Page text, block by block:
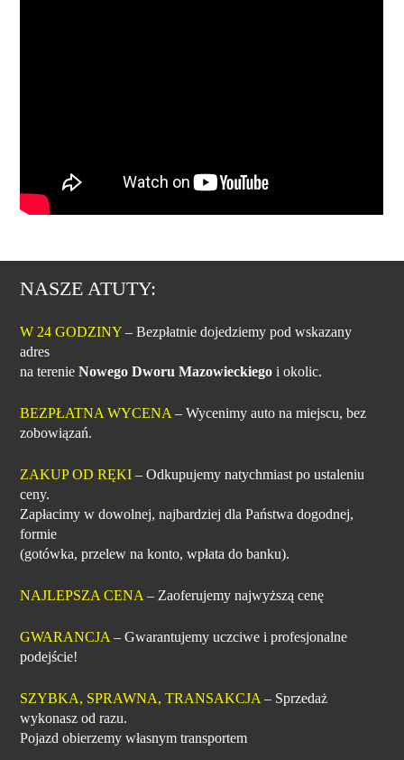
NASZE ATUTY:
W 24 GODZINY – Bezpłatnie dojedziemy pod wskazany
adres
na terenieNowego Dworu Mazowieckiego i okolic.
BEZPŁATNA WYCENA – Wycenimy auto na miejscu, bez
zobowiązań.
ZAKUP OD RĘKI – Odkupujemy natychmiast po ustaleniu
ceny.
Zapłacimy w dowolnej, najbardziej dla Państwa dogodnej,
formie
(gotówka, przelew na konto, wpłata do banku).
NAJLEPSZA CENA – Zaoferujemy najwyższą cenę
GWARANCJA – Gwarantujemy uczciwe i profesjonalne
podejście!
SZYBKA, SPRAWNA, TRANSAKCJA – Sprzedaż
wykonasz od razu.
Pojazd obierzemy własnym transportem